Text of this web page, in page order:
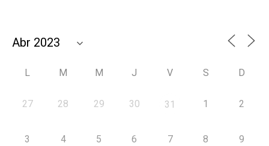
L M M J V S D
27 28 29 30 31 1 2
3 4 5 6 7 8 9